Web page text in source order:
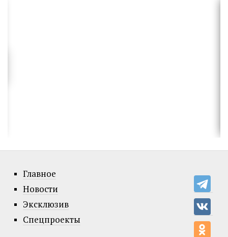
Главное
Новости
Эксклюзив
Спецпроекты